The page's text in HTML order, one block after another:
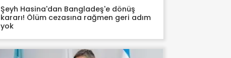
Şeyh Hasina'dan Bangladeş'e dönüş
kararı! Ölüm cezasına rağmen geri adım
yok